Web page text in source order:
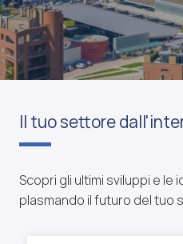
Il tuo settore
Scopri gli ultimi sviluppi e
plasmando il futuro del tuo